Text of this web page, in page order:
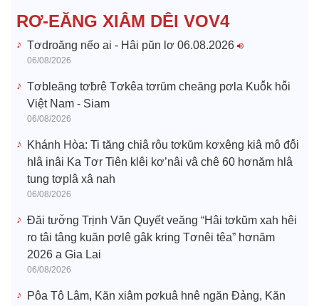
e
o
RƠ-EĂNG XIÂM DÊI VOV4
Tơdroăng nếo ai - Hâi pŭn lơ 06.08.2026
06/08/2026
Tơbleăng tơƀrê Tơkêa tơrŭm cheăng pơla Kuô̆k hô̆i
Việt Nam - Siam
06/08/2026
Khánh Hòa: Ti tăng chiâ rôu tơkŭm kơxêng kiâ mô đô̆i
hlâ inâi Ka Tơr Tiên klêi kơ’nâi vâ chê 60 hơnăm hlâ
tung tơplâ xâ nah
06/08/2026
Đăi tươ̆ng Trịnh Văn Quyết veăng “Hâi tơkŭm xah hêi
ro tâi tâng kuăn pơlê gâk kring Tơnêi têa” hơnăm
2026 a Gia Lai
06/08/2026
Pôa Tô Lâm, Kăn xiâm pơkuâ hnê ngăn Đảng, Kăn